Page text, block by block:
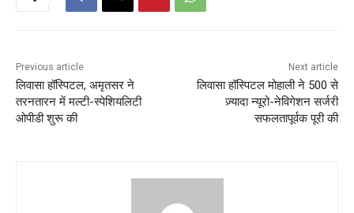
Previous article
लिवासा हॉस्पिटल, अमृतसर ने
तरनतारन में मल्टी-स्पेशियलिटी
ओपीडी शुरू की
Next article
लिवासा हॉस्पिटल मोहाली ने 500 से
ज़्यादा न्यूरो-नेविगेशन सर्जरी
सफलतापूर्वक पूरी की